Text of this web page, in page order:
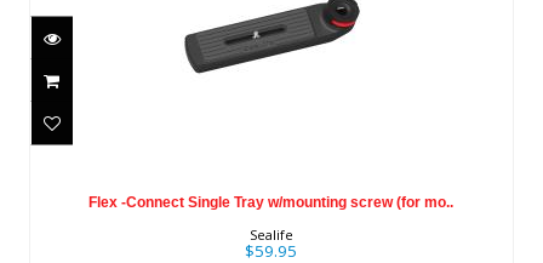
$59.95
Flex -Connect Single Tray w/mounting screw (for mo..
Sealife
$59.95